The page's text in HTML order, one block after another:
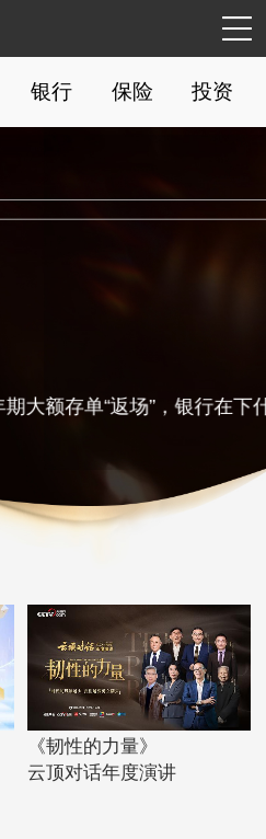
银行 保险 投资
5年期大额存单“返场”，银行在下什么棋？ 1/6
《韧性的力量》
云顶对话年度演讲